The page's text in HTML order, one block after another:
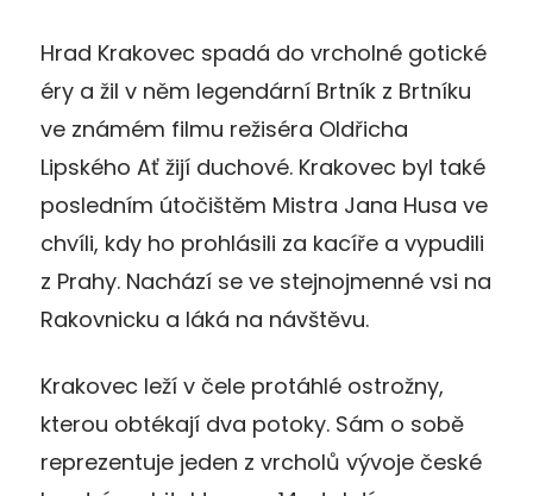
Hrad Krakovec spadá do vrcholné gotické
éry a žil v něm legendární Brtník z Brtníku
ve známém filmu režiséra Oldřicha
Lipského Ať žijí duchové. Krakovec byl také
posledním útočištěm Mistra Jana Husa ve
chvíli, kdy ho prohlásili za kacíře a vypudili
z Prahy. Nachází se ve stejnojmenné vsi na
Rakovnicku a láká na návštěvu.
Krakovec leží v čele protáhlé ostrožny,
kterou obtékají dva potoky. Sám o sobě
reprezentuje jeden z vrcholů vývoje české